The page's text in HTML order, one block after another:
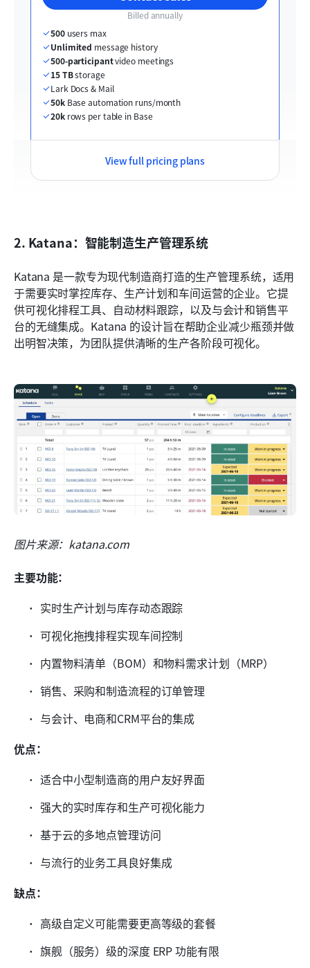
Billed annually
500 users max
Unlimited message history
500-participant video meetings
15 TB storage
Lark Docs & Mail
50k Base automation runs/month
20k rows per table in Base
View full pricing plans
2. Katana：智能制造生产管理系统
Katana 是一款专为现代制造商打造的生产管理系统，适用
于需要实时掌控库存、生产计划和车间运营的企业。它提
供可视化排程工具、自动材料跟踪，以及与会计和销售平
台的无缝集成。Katana 的设计旨在帮助企业减少瓶颈并做
出明智决策，为团队提供清晰的生产各阶段可视化。
图片来源：katana.com
主要功能：
实时生产计划与库存动态跟踪
可视化拖拽排程实现车间控制
内置物料清单（BOM）和物料需求计划（MRP）
销售、采购和制造流程的订单管理
与会计、电商和CRM平台的集成
优点：
适合中小型制造商的用户友好界面
强大的实时库存和生产可视化能力
基于云的多地点管理访问
与流行的业务工具良好集成
缺点：
高级自定义可能需要更高等级的套餐
旗舰（服务）级的深度 ERP 功能有限